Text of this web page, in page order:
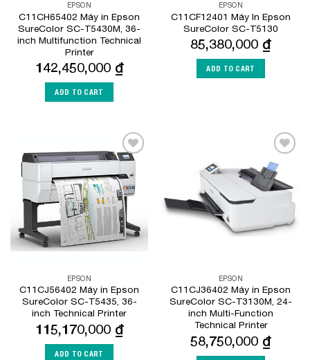
EPSON
C11CH65402 Máy in Epson
SureColor SC-T5430M, 36-
inch Multifunction Technical
Printer
142,450,000 ₫
ADD TO CART
EPSON
C11CF12401 Máy In Epson
SureColor SC-T5130
85,380,000 ₫
ADD TO CART
Add to
Wishlist
EPSON
C11CJ56402 Máy in Epson
SureColor SC-T5435, 36-
inch Technical Printer
115,170,000 ₫
ADD TO CART
Add to
Wishlist
EPSON
C11CJ36402 Máy in Epson
SureColor SC-T3130M, 24-
inch Multi-Function
Technical Printer
58,750,000 ₫